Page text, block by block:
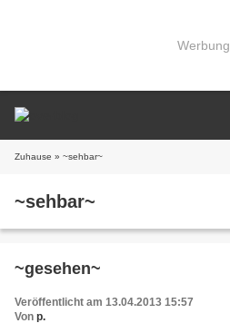
Werbung
Zuhause » ~sehbar~
~sehbar~
~gesehen~
Veröffentlicht am 13.04.2013 15:57
Von p.